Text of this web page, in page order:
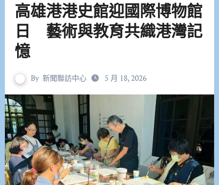
高雄港港史館迎國際博物館
日 藝術與教育共織港灣記
憶
By 新聞聯訪中心 5 月 18, 2026